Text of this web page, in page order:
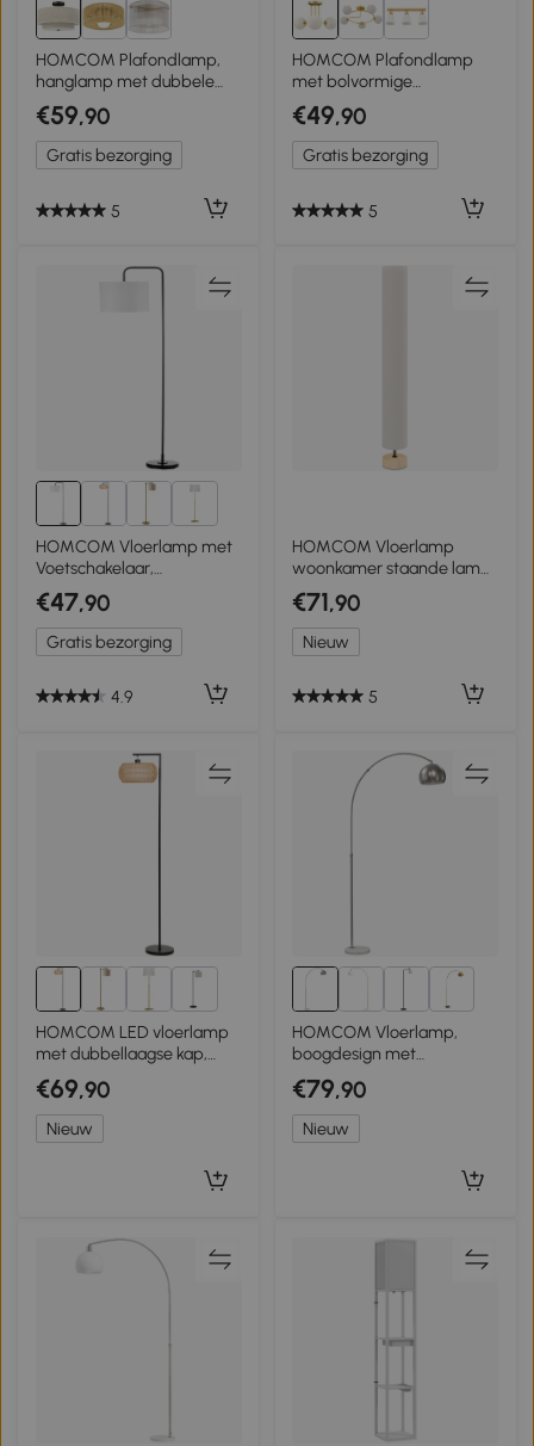
HOMCOM Plafondlamp,
hanglamp met dubbele
linnen lampenkappen,
Crème-wit
€59,90
Gratis bezorging
5
HOMCOM Plafondlamp
met bolvormige
lampenkappen en G9-
fittingen, exclusief
lichtbronnen, goudkleurig
€49,90
Gratis bezorging
5
6+
HOMCOM Vloerlamp met
Voetschakelaar,
Standaardlamp met
Stoffen Kap, Staal, Wit
€47,90
Gratis bezorging
4.9
HOMCOM Vloerlamp
woonkamer staande lamp
met linnen lampenkap,
voetschakelaar
€71,90
Nieuw
5
6+
HOMCOM LED vloerlamp
met dubbellaagse kap,
dimbare vloerlamp met 3
kleurtemperaturen voor
woonkamer, slaapkamer,
kantoor, zwart
€69,90
Nieuw
5+
HOMCOM Vloerlamp,
boogdesign met
marmeren voet, 167 cm,
zilver
€79,90
Nieuw